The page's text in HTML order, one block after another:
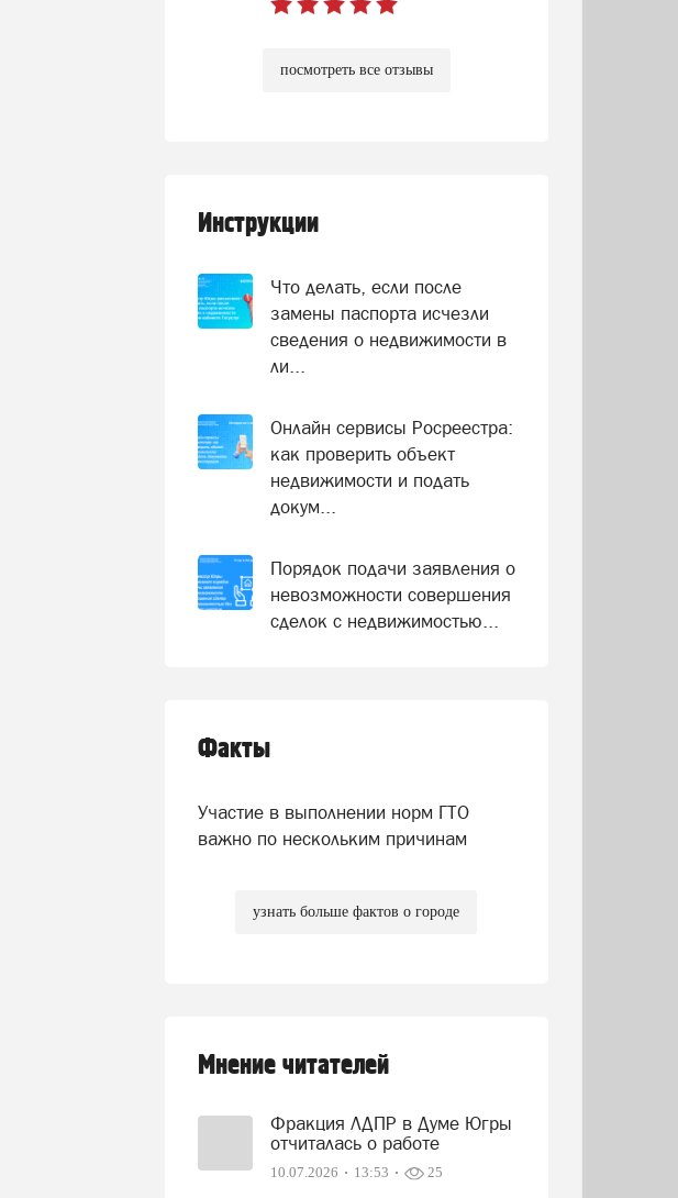
посмотреть все отзывы
Инструкции
Что делать, если после
замены паспорта исчезли
сведения о недвижимости в
ли...
Онлайн сервисы Росреестра:
как проверить объект
недвижимости и подать
докум...
Порядок подачи заявления о
невозможности совершения
сделок с недвижимостью...
Факты
Участие в выполнении норм ГТО
важно по нескольким причинам
узнать больше фактов о городе
Мнение читателей
Фракция ЛДПР в Думе Югры
отчиталась о работе
10.07.2026 13:53 25